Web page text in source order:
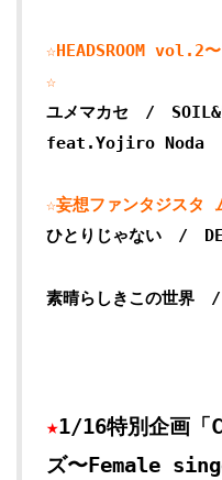
☆HEADSROOM vol.2
☆
ユメマカセ /
feat.Yojiro Noda
☆妄想ファンタジスタ
ひとりじゃない /
素晴らしきこの世界
★1/16特別企画「
ズ〜Female